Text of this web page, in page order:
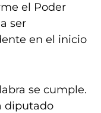
el Poder
ser
en el inicio
se cumple.
diputado